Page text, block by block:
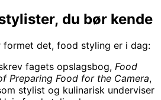
du bør kende
formet det, food styling er i dag:
fagets opslagsbog, Food
Preparing Food for the Camera,
stylist og kulinarisk underviser